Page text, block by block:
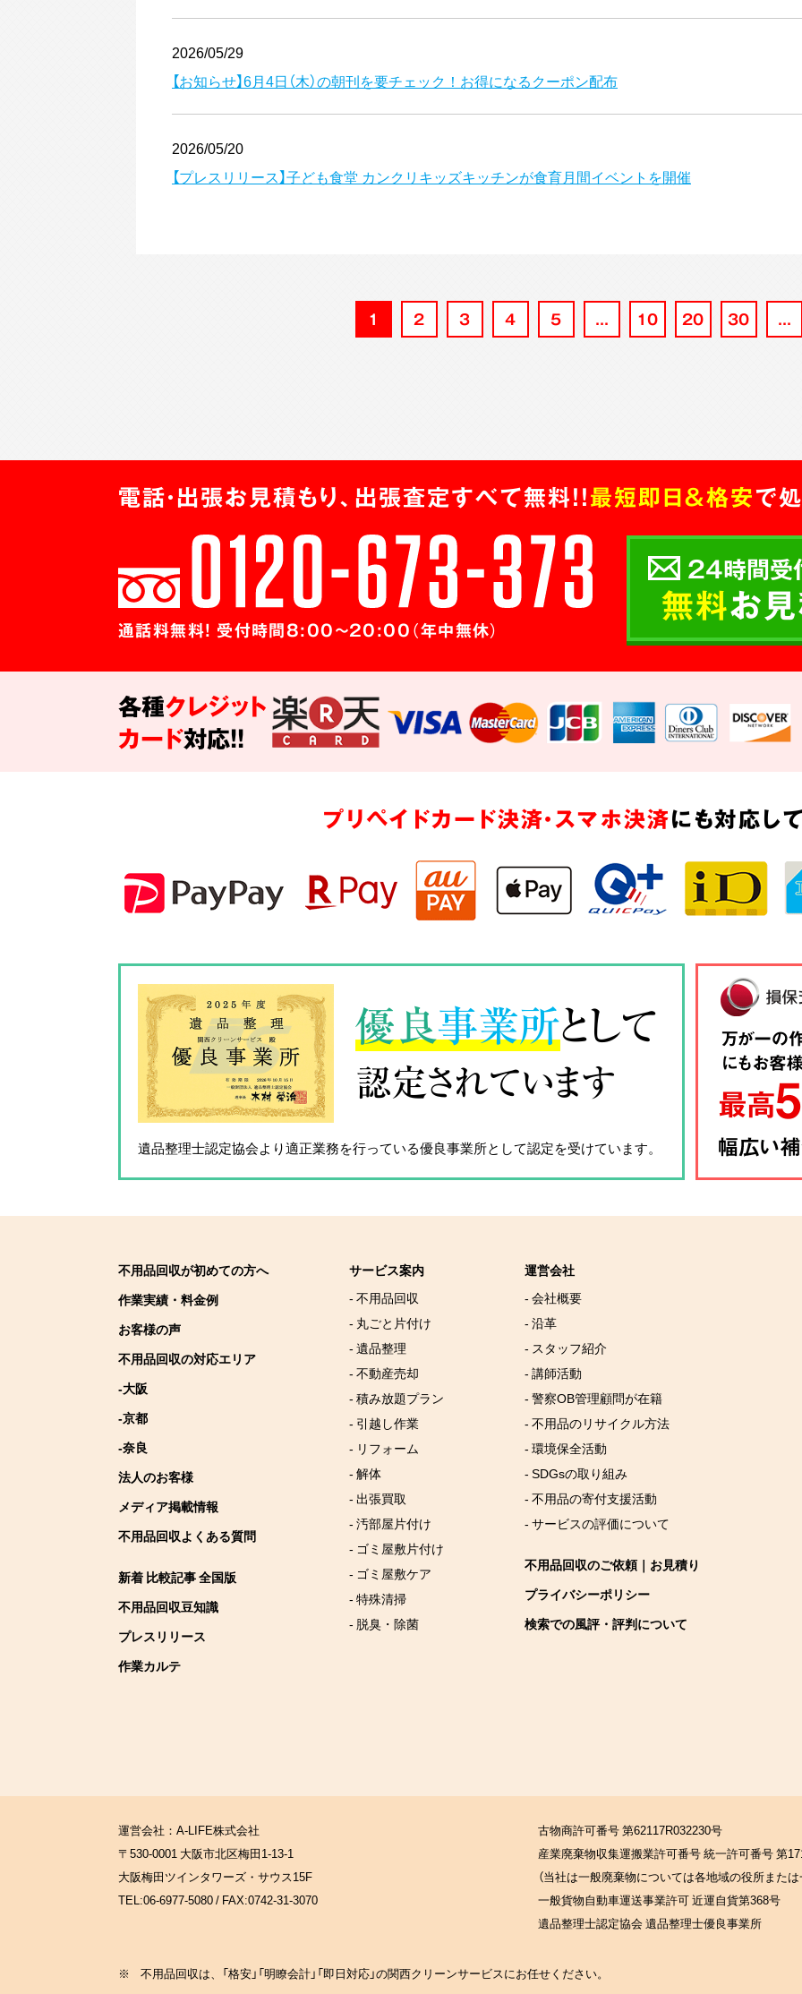
2026/05/29
【お知らせ】6月4日（木）の朝刊を要チェック！お得になるクーポン配布
2026/05/20
【プレスリリース】子ども食堂 カンクリキッズキッチンが食育月間イベントを開催
1 2 3 4 5 ... 10 20 30 ...
電話・出張お見積もり、出張査定すべて無料!!最短即日＆格安で
通話料無料! 受付時間8:00～20:00（年中無休）
24時間受
無料お
各種クレジット
カード対応!!
プリペイドカード決済・スマホ決済にも対応し
優良事業所として
認定されています
遺品整理士認定協会より適正業務を行っている優良事業所として認定を受けています。
不用品回収が初めての方へ
作業実績・料金例
お客様の声
不用品回収の対応エリア
-大阪
-京都
-奈良
法人のお客様
メディア掲載情報
不用品回収よくある質問
新着 比較記事 全国版
不用品回収豆知識
プレスリリース
作業カルテ
サービス案内
- 不用品回収
- 丸ごと片付け
- 遺品整理
- 不動産売却
- 積み放題プラン
- 引越し作業
- リフォーム
- 解体
- 出張買取
- 汚部屋片付け
- ゴミ屋敷片付け
- ゴミ屋敷ケア
- 特殊清掃
- 脱臭・除菌
運営会社
- 会社概要
- 沿革
- スタッフ紹介
- 講師活動
- 警察OB管理顧問が在籍
- 不用品のリサイクル方法
- 環境保全活動
- SDGsの取り組み
- 不用品の寄付支援活動
- サービスの評価について
不用品回収のご依頼｜お見積り
プライバシーポリシー
検索での風評・評判について
運営会社：A-LIFE株式会社
〒530-0001 大阪市北区梅田1-13-1
大阪梅田ツインタワーズ・サウス15F
TEL:06-6977-5080 / FAX:0742-31-3070
古物商許可番号 第62117R032230号
産業廃棄物収集運搬業許可番号 統一許可番号 第
（当社は一般廃棄物については各地域の役所また
一般貨物自動車運送事業許可 近運自貨第368号
遺品整理士認定協会 遺品整理士優良事業所
※ 不用品回収は、「格安」「明瞭会計」「即日対応」の関西クリーンサービスにお任せください。